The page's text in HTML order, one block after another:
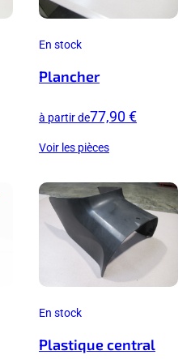
En stock
Plancher
à partir de77,90 €
Voir les pièces
En stock
Plastique central